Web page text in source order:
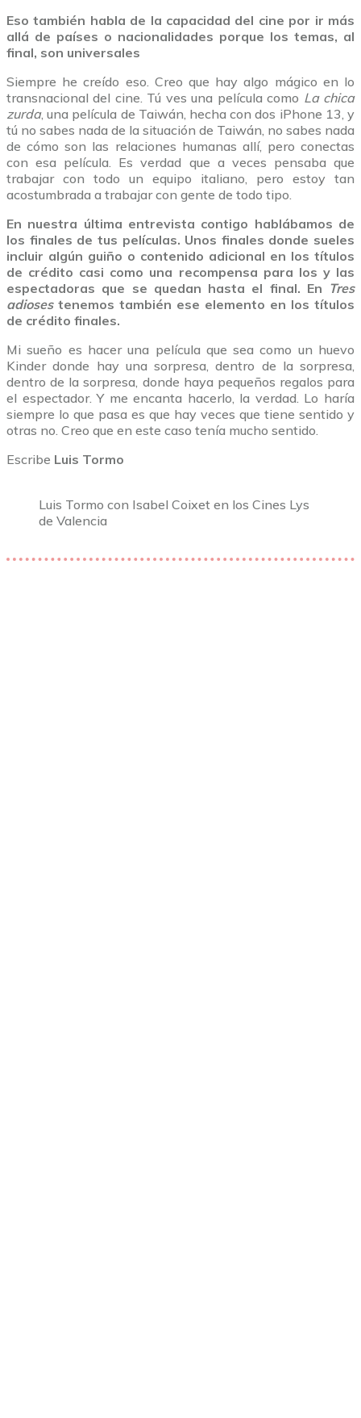
Eso también habla de la capacidad del cine por ir más
allá de países o nacionalidades porque los temas, al
final, son universales
Siempre he creído eso. Creo que hay algo mágico en lo
transnacional del cine. Tú ves una película como La chica
zurda, una película de Taiwán, hecha con dos iPhone 13, y
tú no sabes nada de la situación de Taiwán, no sabes nada
de cómo son las relaciones humanas allí, pero conectas
con esa película. Es verdad que a veces pensaba que
trabajar con todo un equipo italiano, pero estoy tan
acostumbrada a trabajar con gente de todo tipo.
En nuestra última entrevista contigo hablábamos de
los finales de tus películas. Unos finales donde sueles
incluir algún guiño o contenido adicional en los títulos
de crédito casi como una recompensa para los y las
espectadoras que se quedan hasta el final. En Tres
adiosestenemos también ese elemento en los títulos
de crédito finales.
Mi sueño es hacer una película que sea como un huevo
Kinder donde hay una sorpresa, dentro de la sorpresa,
dentro de la sorpresa, donde haya pequeños regalos para
el espectador. Y me encanta hacerlo, la verdad. Lo haría
siempre lo que pasa es que hay veces que tiene sentido y
otras no. Creo que en este caso tenía mucho sentido.
Escribe Luis Tormo
Luis Tormo con Isabel Coixet en los Cines Lys
de Valencia